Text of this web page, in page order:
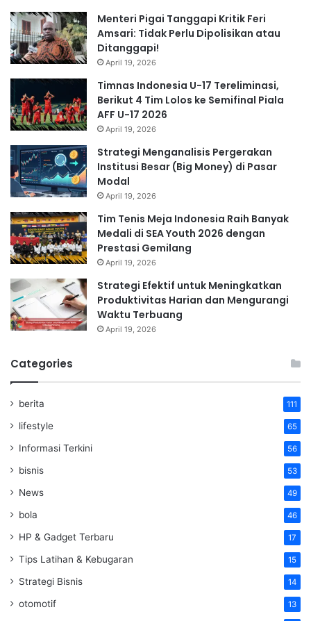
Menteri Pigai Tanggapi Kritik Feri
Amsari: Tidak Perlu Dipolisikan atau
Ditanggapi!
April 19, 2026
Timnas Indonesia U-17 Tereliminasi,
Berikut 4 Tim Lolos ke Semifinal Piala
AFF U-17 2026
April 19, 2026
Strategi Menganalisis Pergerakan
Institusi Besar (Big Money) di Pasar
Modal
April 19, 2026
Tim Tenis Meja Indonesia Raih Banyak
Medali di SEA Youth 2026 dengan
Prestasi Gemilang
April 19, 2026
Strategi Efektif untuk Meningkatkan
Produktivitas Harian dan Mengurangi
Waktu Terbuang
April 19, 2026
Categories
berita 111
lifestyle 65
Informasi Terkini 56
bisnis 53
News 49
bola 46
HP & Gadget Terbaru 17
Tips Latihan & Kebugaran 15
Strategi Bisnis 14
otomotif 13